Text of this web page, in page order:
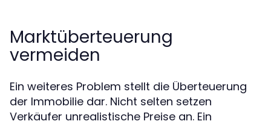
Marktüberteuerung
vermeiden
Ein weiteres Problem stellt die Überteuerung
der Immobilie dar. Nicht selten setzen
Verkäufer unrealistische Preise an. Ein